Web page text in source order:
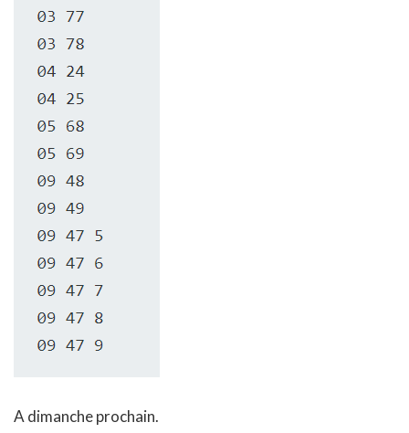
A dimanche prochain.